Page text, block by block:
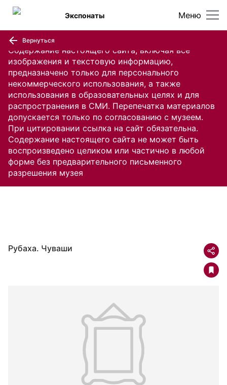
Содержание настоящего сайта, включая все
изображения и текстовую информацию,
предназначено только для персонального
некоммерческого использования, а также
использования в образовательных целях и для
распространения в СМИ. Перепечатка материалов
допускается только по согласованию с музеем.
При цитировании ссылка на сайт обязательна.
Содержание настоящего сайта не может быть
воспроизведено целиком или частично в любой
форме без предварительного письменного
разрешения музея
Меню
Экспонаты
Вернуться
Рубаха. Чуваши